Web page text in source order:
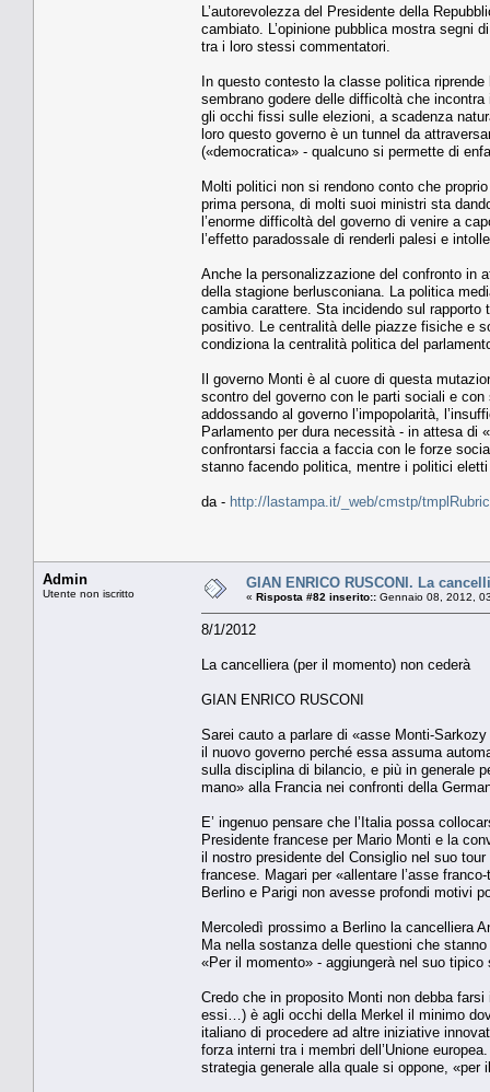
L’autorevolezza del Presidente della
cambiato. L’opinione pubblica mostra segni
tra i loro stessi commentatori.
In questo contesto la classe politica
sembrano godere delle difficoltà che
gli occhi fissi sulle elezioni, a scadenza
loro questo governo è un tunnel da
(«democratica» - qualcuno si permette di
Molti politici non si rendono conto che
prima persona, di molti suoi ministri sta
l’enorme difficoltà del governo di venire a
l’effetto paradossale di renderli palesi e
Anche la personalizzazione del confronto in
della stagione berlusconiana. La politica
cambia carattere. Sta incidendo sul
positivo. Le centralità delle piazze fisiche e
condiziona la centralità politica del
Il governo Monti è al cuore di questa
scontro del governo con le parti sociali e
addossando al governo l’impopolarità,
Parlamento per dura necessità - in attesa di
confrontarsi faccia a faccia con le forze
stanno facendo politica, mentre i politici
da - http://lastampa.it/_web/cmstp/
Admin
Utente non iscritto
GIAN ENRICO RUSCONI. La
« Risposta #82 inserito:: Gennaio 08, 2012,
8/1/2012
La cancelliera (per il momento) non cederà
GIAN ENRICO RUSCONI
Sarei cauto a parlare di «asse Monti-
il nuovo governo perché essa assuma
sulla disciplina di bilancio, e più in generale
mano» alla Francia nei confronti della
E’ ingenuo pensare che l’Italia possa
Presidente francese per Mario Monti e la
il nostro presidente del Consiglio nel suo
francese. Magari per «allentare l’asse
Berlino e Parigi non avesse profondi motivi
Mercoledì prossimo a Berlino la cancelliera
Ma nella sostanza delle questioni che
«Per il momento» - aggiungerà nel suo tipico
Credo che in proposito Monti non debba
essi…) è agli occhi della Merkel il minimo
italiano di procedere ad altre iniziative
forza interni tra i membri dell’Unione
strategia generale alla quale si oppone,